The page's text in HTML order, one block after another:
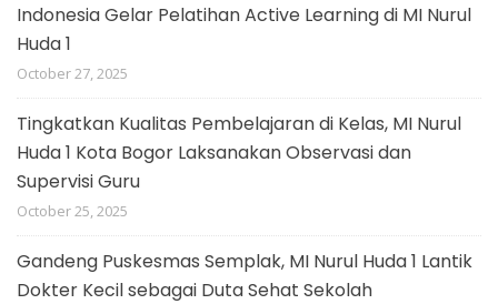
Indonesia Gelar Pelatihan Active Learning di MI Nurul
Huda 1
October 27, 2025
Tingkatkan Kualitas Pembelajaran di Kelas, MI Nurul
Huda 1 Kota Bogor Laksanakan Observasi dan
Supervisi Guru
October 25, 2025
Gandeng Puskesmas Semplak, MI Nurul Huda 1 Lantik
Dokter Kecil sebagai Duta Sehat Sekolah